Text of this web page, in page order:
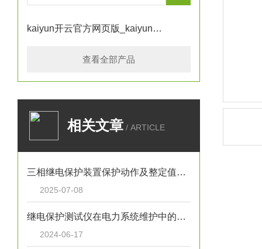
kaiyun开云官方网页版_kaiyun（中国）
查看全部产品
相关文章 / ARTICLE
三相继电保护装置保护动作及整定值检验方法
2025-07-08
继电保护测试仪在电力系统维护中的重要性
2024-06-17